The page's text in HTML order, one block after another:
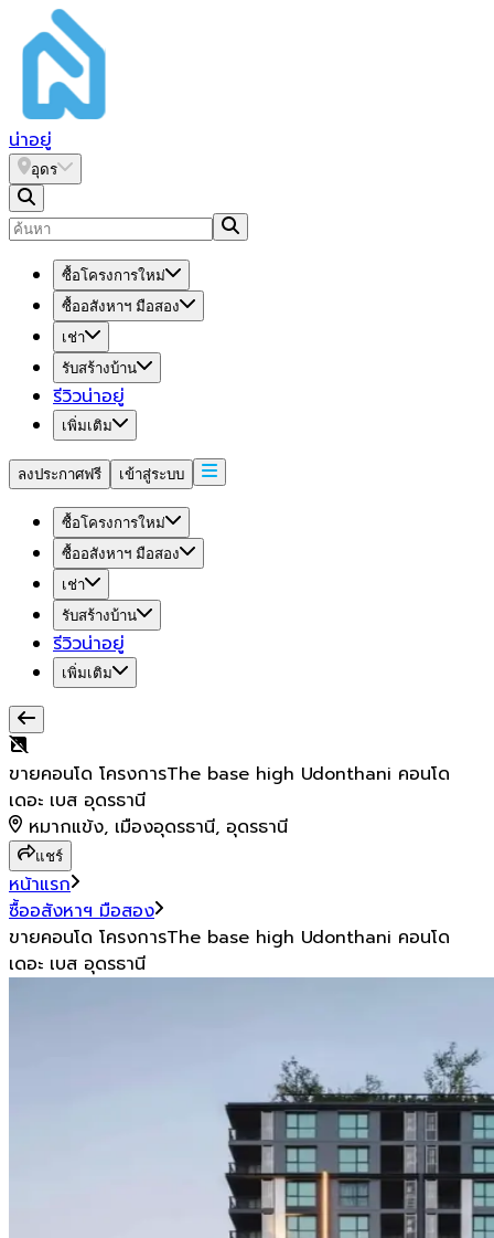
น่าอยู่
อุดร
ซื้อโครงการใหม่
ซื้ออสังหาฯ มือสอง
เช่า
รับสร้างบ้าน
รีวิวน่าอยู่
เพิ่มเติม
ลงประกาศฟรี เข้าสู่ระบบ
ซื้อโครงการใหม่
ซื้ออสังหาฯ มือสอง
เช่า
รับสร้างบ้าน
รีวิวน่าอยู่
เพิ่มเติม
ขายคอนโด โครงการThe base high Udonthani คอนโด
เดอะ เบส อุดรธานี
หมากแข้ง, เมืองอุดรธานี, อุดรธานี
แชร์
หน้าแรก
ซื้ออสังหาฯ มือสอง
ขายคอนโด โครงการThe base high Udonthani คอนโด
เดอะ เบส อุดรธานี